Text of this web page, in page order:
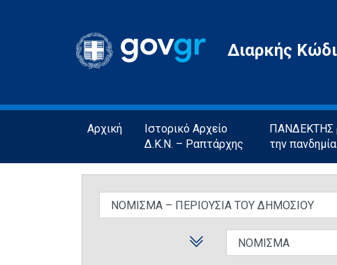
Gov.gr
Διαρκής
Αρχική
Ιστορικό Αρχείο
Δ.Κ.Ν. – Ραπτάρχης
ΠΑΝΔΕΚΤΗΣ
την